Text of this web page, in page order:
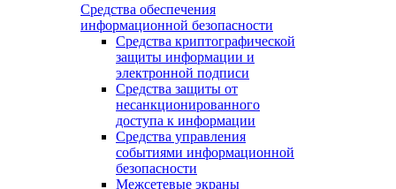
Средства обеспечения
информационной безопасности
Средства криптографической
защиты информации и
электронной подписи
Средства защиты от
несанкционированного
доступа к информации
Средства управления
событиями информационной
безопасности
Межсетевые экраны